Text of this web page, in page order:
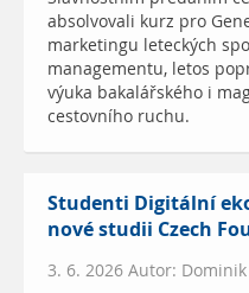
absolvovali kurz pro
marketingu leteckých
managementu, letos
výuka bakalářského i
cestovního ruchu.
Studenti Digitální
nové studii Czech
3. 6. 2026 Autor: